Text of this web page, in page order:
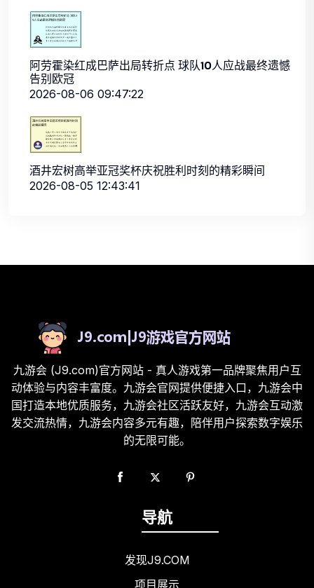
阿劳霍染红成巴萨出局转折点 球队10人应战最终遗憾
告别欧冠
2026-08-06 09:47:22
酒井宏树高举亚冠奖杯庆祝胜利时刻的精彩瞬间
2026-08-05 12:43:41
九游会 (J9.com)官方网站 - 真人游戏第一品牌聚焦用户互
动体验与内容丰富度。九游会官网提供便捷入口，九游会中
国打造本地优质服务，九游会社区活跃友好，九游会互动激
发交流热情，九游会内容多元有趣，陪伴用户探索数字娱乐
的无限可能。
导航
发现J9.COM
项目展示